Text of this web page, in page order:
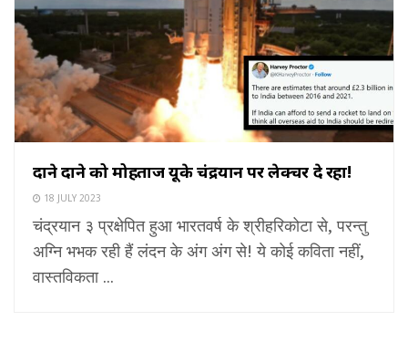
दाने दाने को मोहताज यूके चंद्रयान पर लेक्चर दे रहा!
18 JULY 2023
चंद्रयान ३ प्रक्षेपित हुआ भारतवर्ष के श्रीहरिकोटा से, परन्तु
अग्नि भभक रही हैं लंदन के अंग अंग से! ये कोई कविता नहीं,
वास्तविकता ...